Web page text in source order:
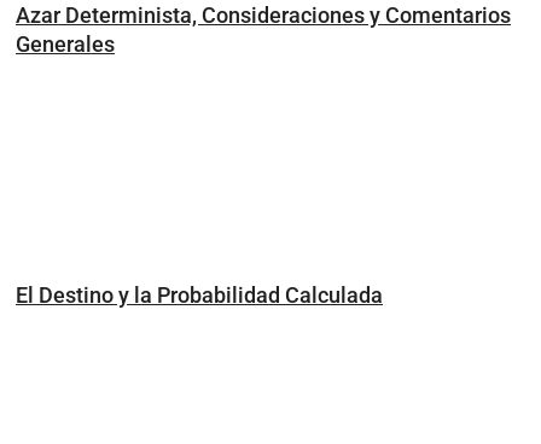
Azar Determinista, Consideraciones y Comentarios
Generales
El Destino y la Probabilidad Calculada